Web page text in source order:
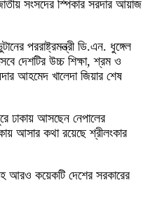
সংসদের স্পিকার সরদার আয়াজ
পররাষ্ট্রমন্ত্রী ডি.এন. ধুঙ্গেল
দেশটির উচ্চ শিক্ষা, শ্রম ও
আহমেদ খালেদা জিয়ার শেষ
ঢাকায় আসছেন নেপালের
আসার কথা রয়েছে শ্রীলংকার
আরও কয়েকটি দেশের সরকারের